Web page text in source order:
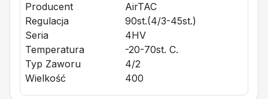
Producent
AirTAC
Regulacja
90st.(4/3-45st.)
Seria
4HV
Temperatura
-20-70st. C.
Typ Zaworu
4/2
Wielkość
400